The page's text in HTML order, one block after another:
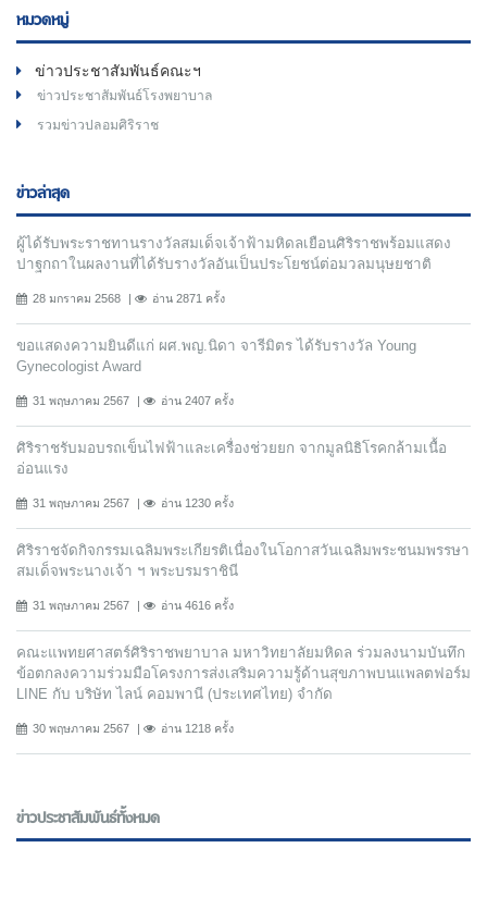
หมวดหมู่
ข่าวประชาสัมพันธ์คณะฯ
ข่าวประชาสัมพันธ์โรงพยาบาล
รวมข่าวปลอมศิริราช
ข่าวล่าสุด
ผู้ได้รับพระราชทานรางวัลสมเด็จเจ้าฟ้ามหิดลเยือนศิริราชพร้อมแสดง
ปาฐกถาในผลงานที่ได้รับรางวัลอันเป็นประโยชน์ต่อมวลมนุษยชาติ
28 มกราคม 2568 อ่าน 2871 ครั้ง
ขอแสดงความยินดีแก่ ผศ.พญ.นิดา จารีมิตร ได้รับรางวัล Young
Gynecologist Award
31 พฤษภาคม 2567 อ่าน 2407 ครั้ง
ศิริราชรับมอบรถเข็นไฟฟ้าและเครื่องช่วยยก จากมูลนิธิโรคกล้ามเนื้อ
อ่อนแรง
31 พฤษภาคม 2567 อ่าน 1230 ครั้ง
ศิริราชจัดกิจกรรมเฉลิมพระเกียรติเนื่องในโอกาสวันเฉลิมพระชนมพรรษา
สมเด็จพระนางเจ้า ฯ พระบรมราชินี
31 พฤษภาคม 2567 อ่าน 4616 ครั้ง
คณะแพทยศาสตร์ศิริราชพยาบาล มหาวิทยาลัยมหิดล ร่วมลงนามบันทึก
ข้อตกลงความร่วมมือโครงการส่งเสริมความรู้ด้านสุขภาพบนแพลตฟอร์ม
LINE กับ บริษัท ไลน์ คอมพานี (ประเทศไทย) จํากัด
30 พฤษภาคม 2567 อ่าน 1218 ครั้ง
ข่าวประชาสัมพันธ์ทั้งหมด